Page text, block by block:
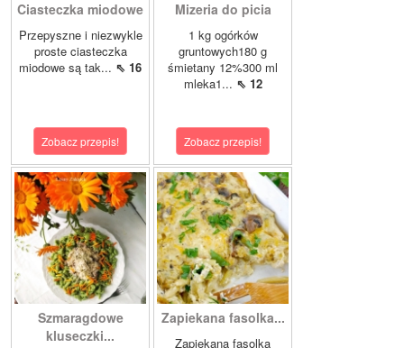
Ciasteczka miodowe
Przepyszne i niezwykle
proste ciasteczka
miodowe są tak... ⇖ 16
Zobacz przepis!
Mizeria do picia
1 kg ogórków
gruntowych180 g
śmietany 12%300 ml
mleka1... ⇖ 12
Zobacz przepis!
Szmaragdowe
kluseczki...
Zapiekana fasolka...
Zapiekana fasolka